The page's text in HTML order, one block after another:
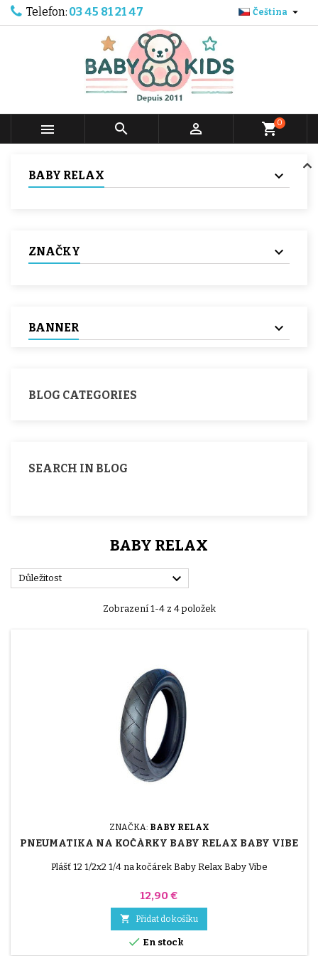
Telefon: 03 45 81 21 47 Čeština 
   shopping_cart0
BABY RELAX
ZNAČKY
BANNER
BLOG CATEGORIES
SEARCH IN BLOG
BABY RELAX
Důležitost 
Zobrazení 1-4 z 4 položek
ZNAČKA: BABY RELAX
PNEUMATIKA NA KOČÁRKY BABY RELAX BABY VIBE
Plášť 12 1/2x2 1/4 na kočárek Baby Relax Baby Vibe
Cena
12,90 €
 Přidat do košíku
 En stock